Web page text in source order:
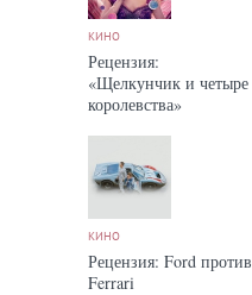
КИНО
Рецензия:
«Щелкунчик и четыре
королевства»
КИНО
Рецензия: Ford против
Ferrari